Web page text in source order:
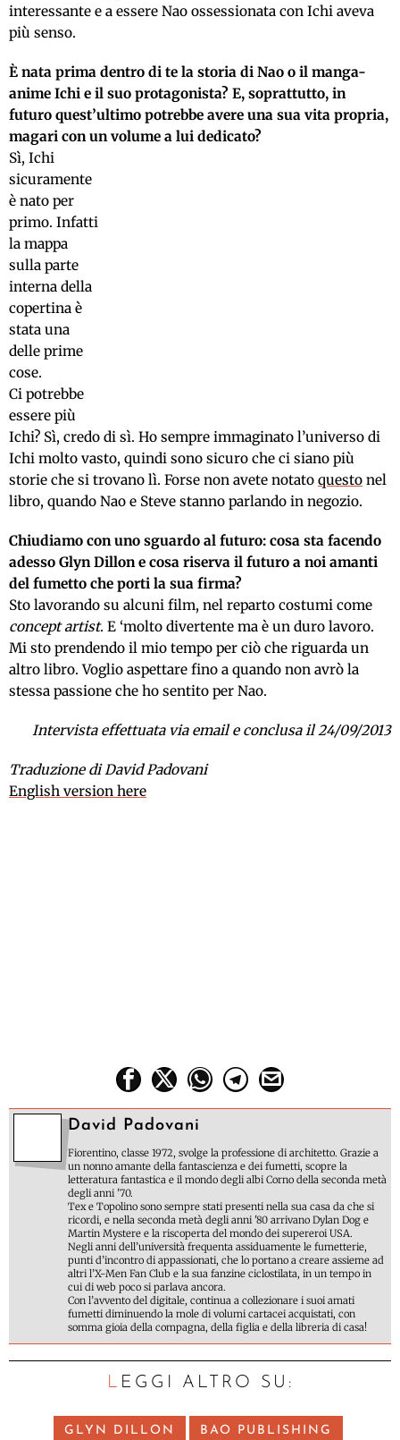
interessante e a essere Nao ossessionata con Ichi aveva
più senso.
È nata prima dentro di te la storia di Nao o il manga-
anime Ichi e il suo protagonista? E, soprattutto, in
futuro quest’ultimo potrebbe avere una sua vita propria,
magari con un volume a lui dedicato?
Sì, Ichi
sicuramente
è nato per
primo. Infatti
la mappa
sulla parte
interna della
copertina è
stata una
delle prime
cose.
Ci potrebbe
essere più
Ichi? Sì, credo di sì. Ho sempre immaginato l’universo di
Ichi molto vasto, quindi sono sicuro che ci siano più
storie che si trovano lì. Forse non avete notato questo nel
libro, quando Nao e Steve stanno parlando in negozio.
Chiudiamo con uno sguardo al futuro: cosa sta facendo
adesso Glyn Dillon e cosa riserva il futuro a noi amanti
del fumetto che porti la sua firma?
Sto lavorando su alcuni film, nel reparto costumi come
concept artist. E ‘molto divertente ma è un duro lavoro.
Mi sto prendendo il mio tempo per ciò che riguarda un
altro libro. Voglio aspettare fino a quando non avrò la
stessa passione che ho sentito per Nao.
Intervista effettuata via email e conclusa il 24/09/2013
Traduzione di David Padovani
English version here
David Padovani
Fiorentino, classe 1972, svolge la professione di architetto. Grazie a
un nonno amante della fantascienza e dei fumetti, scopre la
letteratura fantastica e il mondo degli albi Corno della seconda metà
degli anni '70.
Tex e Topolino sono sempre stati presenti nella sua casa da che si
ricordi, e nella seconda metà degli anni '80 arrivano Dylan Dog e
Martin Mystere e la riscoperta del mondo dei supereroi USA.
Negli anni dell’università frequenta assiduamente le fumetterie,
punti d’incontro di appassionati, che lo portano a creare assieme ad
altri l’X-Men Fan Club e la sua fanzine ciclostilata, in un tempo in
cui di web poco si parlava ancora.
Con l’avvento del digitale, continua a collezionare i suoi amati
fumetti diminuendo la mole di volumi cartacei acquistati, con
somma gioia della compagna, della figlia e della libreria di casa!
LEGGI ALTRO SU:
GLYN DILLON BAO PUBLISHING